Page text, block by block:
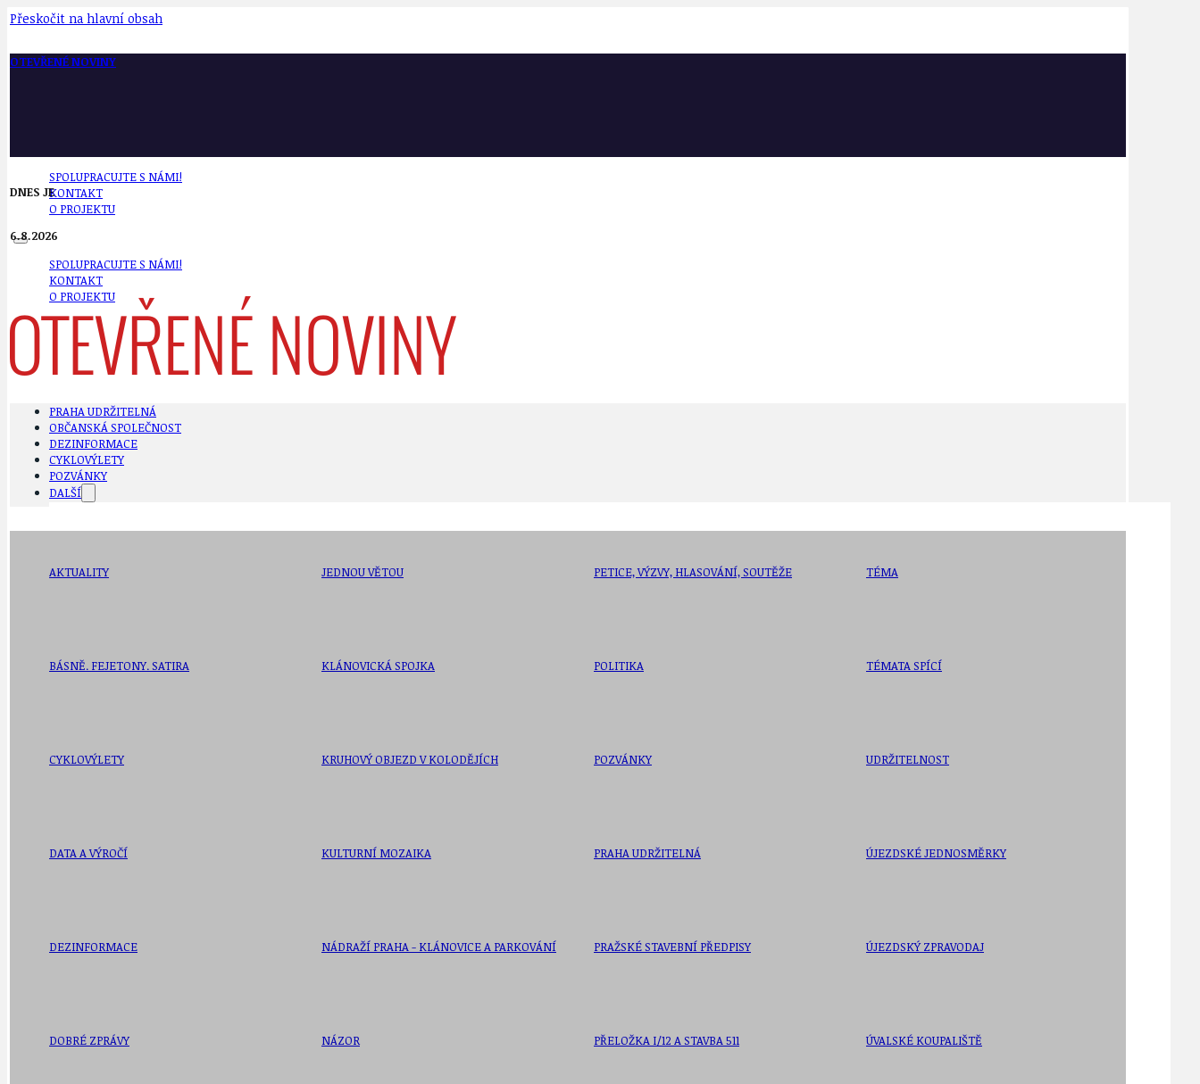
Přeskočit na hlavní obsah
OTEVŘENÉ NOVINY
SPOLUPRACUJTE S NÁMI!
KONTAKT
O PROJEKTU
SPOLUPRACUJTE S NÁMI!
KONTAKT
O PROJEKTU
DNES JE
6.8.2026
PRAHA UDRŽITELNÁ
OBČANSKÁ SPOLEČNOST
DEZINFORMACE
CYKLOVÝLETY
POZVÁNKY
DALŠÍ
AKTUALITY
BÁSNĚ. FEJETONY. SATIRA
CYKLOVÝLETY
DATA A VÝROČÍ
DEZINFORMACE
DOBRÉ ZPRÁVY
JEDNOU VĚTOU
KLÁNOVICKÁ SPOJKA
KRUHOVÝ OBJEZD V KOLODĚJÍCH
KULTURNÍ MOZAIKA
NÁDRAŽÍ PRAHA - KLÁNOVICE A PARKOVÁNÍ
NÁZOR
PETICE, VÝZVY, HLASOVÁNÍ, SOUTĚŽE
POLITIKA
POZVÁNKY
PRAHA UDRŽITELNÁ
PRAŽSKÉ STAVEBNÍ PŘEDPISY
PŘELOŽKA I/12 A STAVBA 511
TÉMA
TÉMATA SPÍCÍ
UDRŽITELNOST
ÚJEZDSKÉ JEDNOSMĚRKY
ÚJEZDSKÝ ZPRAVODAJ
ÚVALSKÉ KOUPALIŠTĚ